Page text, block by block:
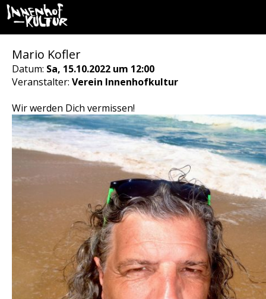
Mario Kofler
Datum: Sa, 15.10.2022 um 12:00
Veranstalter: Verein Innenhofkultur
Wir werden Dich vermissen!